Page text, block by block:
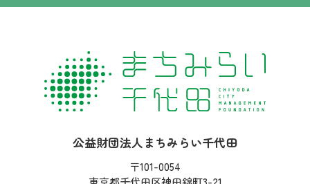
社名：
公益財団法人まちみらい千代田
住所：
〒101-0054